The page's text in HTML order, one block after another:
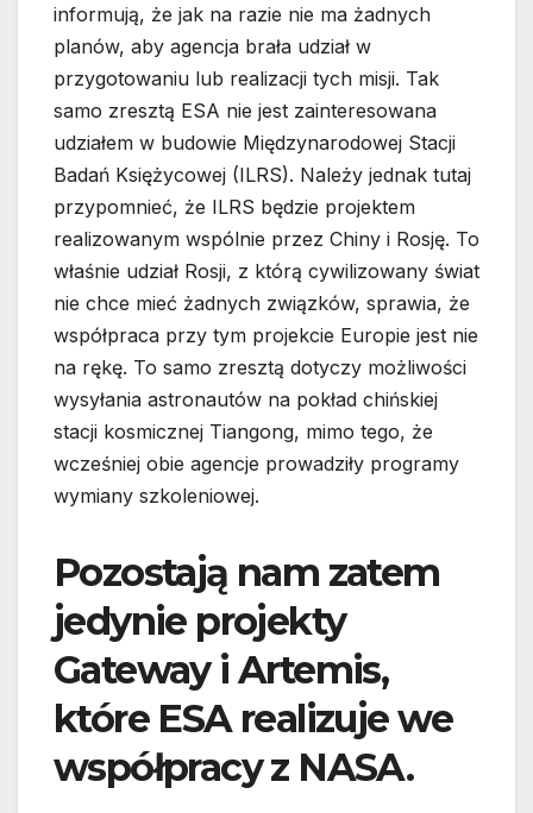
informują, że jak na razie nie ma żadnych
planów, aby agencja brała udział w
przygotowaniu lub realizacji tych misji. Tak
samo zresztą ESA nie jest zainteresowana
udziałem w budowie Międzynarodowej Stacji
Badań Księżycowej (ILRS). Należy jednak tutaj
przypomnieć, że ILRS będzie projektem
realizowanym wspólnie przez Chiny i Rosję. To
właśnie udział Rosji, z którą cywilizowany świat
nie chce mieć żadnych związków, sprawia, że
współpraca przy tym projekcie Europie jest nie
na rękę. To samo zresztą dotyczy możliwości
wysyłania astronautów na pokład chińskiej
stacji kosmicznej Tiangong, mimo tego, że
wcześniej obie agencje prowadziły programy
wymiany szkoleniowej.
Pozostają nam zatem
jedynie projekty
Gateway i Artemis,
które ESA realizuje we
współpracy z NASA.